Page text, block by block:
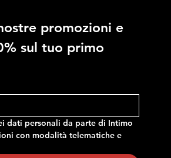
vita
RAGNO - Slip regolabile in
microfibra stretch
promozioni e
sul tuo primo
dati personali da parte di Intimo
con modalità telematiche e